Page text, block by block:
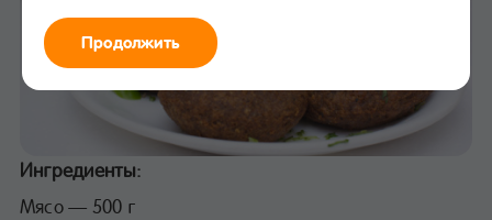
Ингредиенты:
Мясо — 500 г
Продолжить